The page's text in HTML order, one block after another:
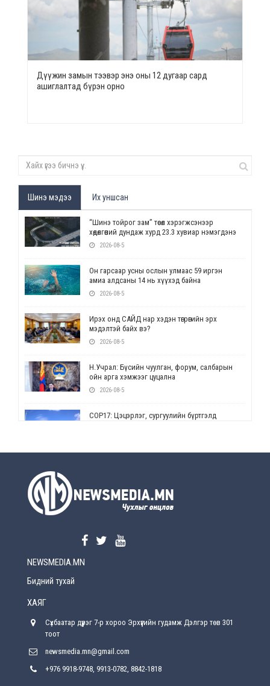
Дүүжин замын тээвэр энэ оны 12 дугаар сард
ашиглалтад бүрэн орно
Шинэ мэдээ Их уншсан
“Шинэ тойрог зам” төсөл хэрэгжсэнээр
хөдөлгөөний дундаж хурд 23.3 хувиар нэмэгдэнэ
2026-08-5
Он гарсаар усны ослын улмаас 59 иргэн
амиа алдсаны 14 нь хүүхэд байна
2026-08-5
Ирэх онд САЙД нар хэдэн төгрөгийн эрх
мэдэлтэй байх вэ?
2026-08-5
Н.Учрал: Бүсийн чуулган, форум, салбарын
ойн арга хэмжээг цуцална
2026-08-5
СОР17: Цэцэрлэг, сургуулийн бүртгэлд
2026-08-5
2026-08-5
хүрсэн өгөөжөөрөө ажлаа үнэлж, хэрэгжилтээ
Улсын онцгой комисс өвөлжилтийн бэлтгэл,
NEWSMEDIA.MN
Бидний тухай
ХАЯГ
Сүхбаатар дүүрэг 7-р хороо Эрхүүгийн гудамж Дэлгэр төв 301
тоот
newsmedia.mn@gmail.com
+976 9918-9748, 9913-0782, 8842-1818